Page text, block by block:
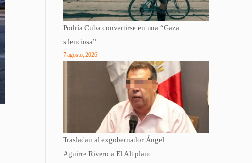
Podría Cuba convertirse en una “Gaza
silenciosa”
7 agosto, 2026
Trasladan al exgobernador Ángel
Aguirre Rivero a El Altiplano